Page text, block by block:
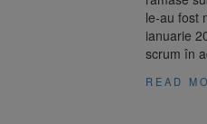
le-au fost
ianuarie
scrum în
READ